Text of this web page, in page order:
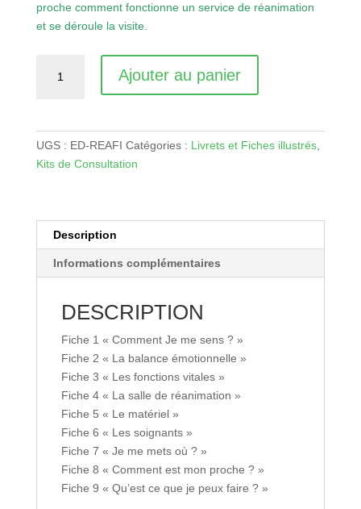
proche comment fonctionne un service de réanimation
et se déroule la visite.
Ajouter au panier
UGS : ED-REAFI Catégories : Livrets et Fiches illustrés,
Kits de Consultation
Description
Informations complémentaires
DESCRIPTION
Fiche 1 « Comment Je me sens ? »
Fiche 2 « La balance émotionnelle »
Fiche 3 « Les fonctions vitales »
Fiche 4 « La salle de réanimation »
Fiche 5 « Le matériel »
Fiche 6 « Les soignants »
Fiche 7 « Je me mets où ? »
Fiche 8 « Comment est mon proche ? »
Fiche 9 « Qu’est ce que je peux faire ? »